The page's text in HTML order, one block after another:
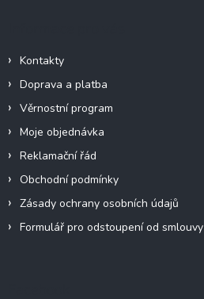
Kontakty
Doprava a platba
Věrnostní program
Moje objednávka
Reklamační řád
Obchodní podmínky
Zásady ochrany osobních údajů
Formulář pro odstoupení od smlouvy